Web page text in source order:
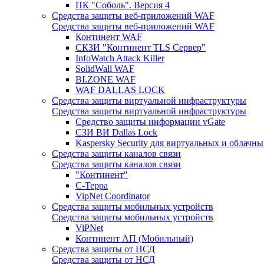
ПК "Соболь". Версия 4
Средства защиты веб-приложений WAF
Средства защиты веб-приложений WAF
Континент WAF
СКЗИ "Континент TLS Сервер"
InfoWatch Attack Killer
SolidWall WAF
BI.ZONE WAF
WAF DALLAS LOCK
Средства защиты виртуальной инфраструктуры
Средства защиты виртуальной инфраструктуры
Средство защиты информации vGate
СЗИ ВИ Dallas Lock
Kaspersky Security для виртуальных и
Средства защиты каналов связи
Средства защиты каналов связи
"Континент"
С-Терра
VipNet Coordinator
Средства защиты мобильных устройств
Средства защиты мобильных устройств
ViPNet
Континент АП (Мобильный)
Средства защиты от НСД
Средства защиты от НСД